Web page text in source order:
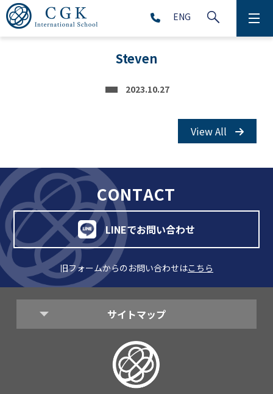
ENG
中等部 (6～9年生)
高等部 (10～12年生)
アフタースクール (1～9年生)
海外留学・グローバル
Steven
2023.10.27
View All
CONTACT
LINEでお問い合わせ
旧フォームからのお問い合わせはこちら
サイトマップ